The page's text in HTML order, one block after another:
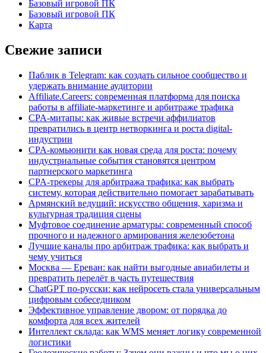
Базовый игровой ПК
Базовый игровой ПК
Карта
Свежие записи
Паблик в Telegram: как создать сильное сообщество и
удержать внимание аудитории
Affiliate.Careers: современная платформа для поиска
работы в affiliate-маркетинге и арбитраже трафика
CPA-митапы: как живые встречи аффилиатов
превратились в центр нетворкинга и роста digital-
индустрии
CPA-комьюнити как новая среда для роста: почему
индустриальные события становятся центром
партнерского маркетинга
CPA-трекеры для арбитража трафика: как выбрать
систему, которая действительно помогает зарабатывать
Армянский ведущий: искусство общения, харизма и
культурная традиция сцены
Муфтовое соединение арматуры: современный способ
прочного и надежного армирования железобетона
Лучшие каналы про арбитраж трафика: как выбрать и
чему учиться
Москва — Ереван: как найти выгодные авиабилеты и
превратить перелёт в часть путешествия
ChatGPT по-русски: как нейросеть стала универсальным
цифровым собеседником
Эффективное управление двором: от порядка до
комфорта для всех жителей
Интеллект склада: как WMS меняет логику современной
логистики